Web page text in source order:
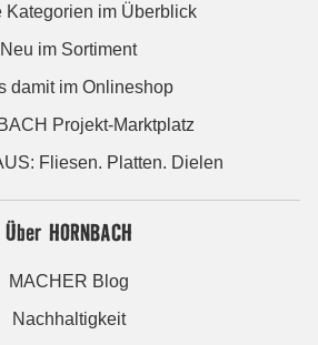
Kategorien im Überblick
Neu im Sortiment
damit im Onlineshop
Projekt-Marktplatz
Fliesen. Platten. Dielen
Über HORNBACH
MACHER Blog
Nachhaltigkeit